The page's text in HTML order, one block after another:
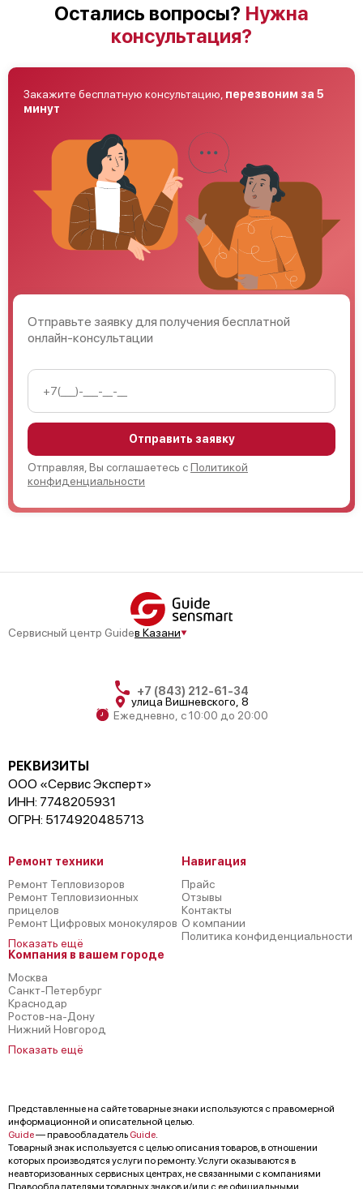
Остались вопросы? Нужна
консультация?
Отправьте заявку для получения бесплатной
онлайн-консультации
Отправить заявку
Отправляя, Вы соглашаетесь сПолитикой
конфиденциальности
Закажите бесплатную консультацию, перезвоним за 5
минут
Сервисный центр Guideв Казани
+7 (843) 212-61-34
улица Вишневского, 8
Ежедневно, с 10:00 до 20:00
РЕКВИЗИТЫ
ООО «Сервис Эксперт»
ИНН: 7748205931
ОГРН: 5174920485713
Ремонт техники
Ремонт Тепловизоров
Ремонт Тепловизионных
прицелов
Ремонт Цифровых монокуляров
Показать ещё
Компания в вашем городе
Москва
Санкт-Петербург
Краснодар
Ростов-на-Дону
Нижний Новгород
Показать ещё
Навигация
Прайс
Отзывы
Контакты
О компании
Политика конфиденциальности
Представленные на сайте товарные знаки используются с правомерной
информационной и описательной целью.
Guide— правообладатель Guide.
Товарный знак используется с целью описания товаров, в отношении
которых производятся услуги по ремонту. Услуги оказываются в
неавторизованных сервисных центрах, не связанными с компаниями